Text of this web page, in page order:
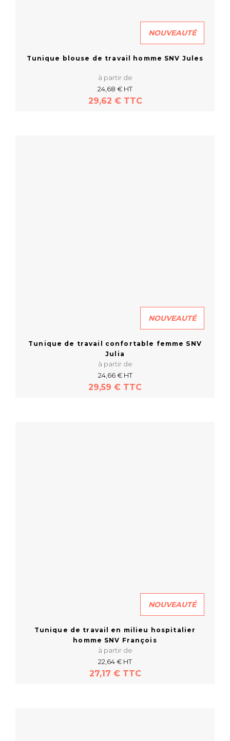
NOUVEAUTÉ
Tunique blouse de travail homme SNV Jules
à partir de
24,68 € HT
29,62 € TTC
NOUVEAUTÉ
Tunique de travail confortable femme SNV
Julia
à partir de
24,66 € HT
29,59 € TTC
NOUVEAUTÉ
Tunique de travail en milieu hospitalier
homme SNV François
à partir de
22,64 € HT
27,17 € TTC